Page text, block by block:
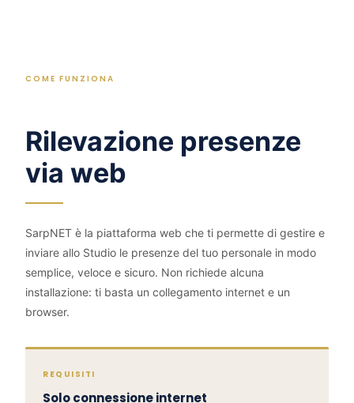
COME FUNZIONA
Rilevazione presenze
via web
SarpNET è la piattaforma web che ti permette di gestire e
inviare allo Studio le presenze del tuo personale in modo
semplice, veloce e sicuro. Non richiede alcuna
installazione: ti basta un collegamento internet e un
browser.
REQUISITI
Solo connessione internet